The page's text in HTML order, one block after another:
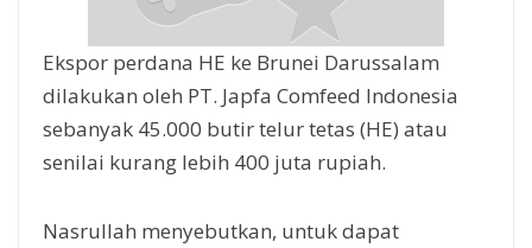
Ekspor perdana HE ke Brunei Darussalam
dilakukan oleh PT. Japfa Comfeed Indonesia
sebanyak 45.000 butir telur tetas (HE) atau
senilai kurang lebih 400 juta rupiah.
Nasrullah menyebutkan, untuk dapat